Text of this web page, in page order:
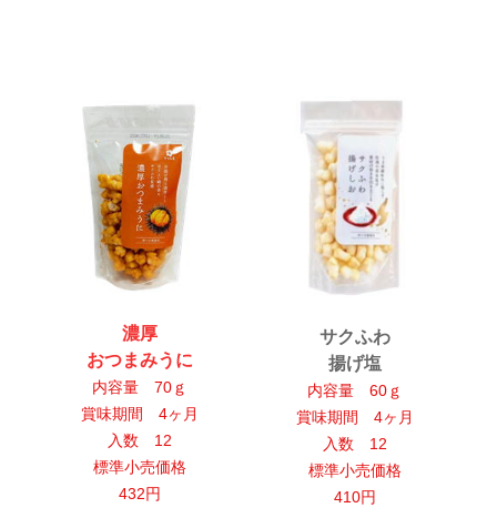
濃厚
おつまみうに
内容量 70ｇ
賞味期間 4ヶ月
入数 12
標準小売価格
432円
サクふわ
揚げ塩
内容量 60ｇ
賞味期間 4ヶ月
入数 12
標準小売価格
410円